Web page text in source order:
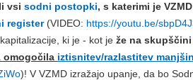
vsi sodni postopki, s katerimi je
register(VIDEO: https://youtu.be/
ki je - kot je že na skupščini
omogočila iztisnitev/razlastitev
)! V VZMD izražajo upanje, da bo